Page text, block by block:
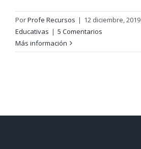
PorProfe Recursos | 12 diciembre, 2019
Educativas | 5 Comentarios
Más información